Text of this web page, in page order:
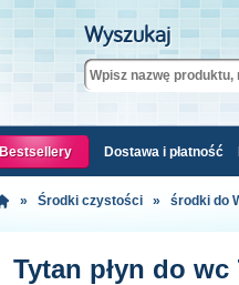
Wyszukaj
Bestsellery Dostawa i płatność
» Środki czystości » środki do
Tytan płyn do wc